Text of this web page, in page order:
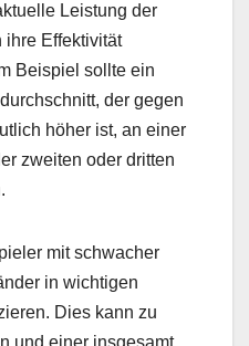
Leistung der
ihre Effektivität
Beispiel sollte ein
der gegen
höher ist, an einer
zweiten oder dritten
mit schwacher
in wichtigen
Dies kann zu